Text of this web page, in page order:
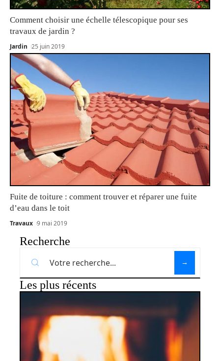
Comment choisir une échelle télescopique pour ses
travaux de jardin ?
Jardin 25 juin 2019
Fuite de toiture : comment trouver et réparer une fuite
d’eau dans le toit
Travaux 9 mai 2019
Recherche
Les plus récents